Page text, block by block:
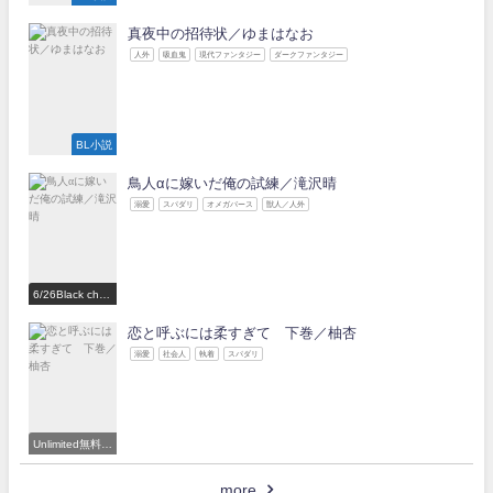
BL小説
真夜中の招待状／ゆまはなお
人外 吸血鬼 現代ファンタジー ダークファンタジー
6/26Black choc
加作家
鳥人αに嫁いだ俺の試練／滝沢晴
溺愛 スパダリ オメガバース 獣人／人外
Unlimited無料読
み放題対象
恋と呼ぶには柔すぎて 下巻／柚杏
溺愛 社会人 執着 スパダリ
more